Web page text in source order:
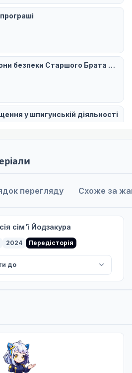
безпеки Старшого Брата Шінзо
у шпигунській діяльності
Йозакура
дієтична місія Муцумі
перегляду Схоже за
сім'ї Йодзакура
2024 Передісторія
до